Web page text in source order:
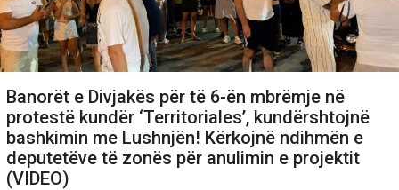
Banorët e Divjakës për të 6-ën mbrëmje në
protestë kundër ‘Territoriales’, kundërshtojnë
bashkimin me Lushnjën! Kërkojnë ndihmën e
deputetëve të zonës për anulimin e projektit
(VIDEO)